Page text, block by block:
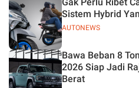
AUTONEWS
Sistem Hybrid
Bawa Beban 8
2026 Siap Jadi
Berat